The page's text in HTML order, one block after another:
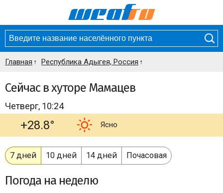
Главная Республика Адыгея, Россия
Сейчас в хуторе Мамацев
Четверг, 10:24
+28.8° Ясно
7 дней 10 дней 14 дней Почасовая
Погода на неделю